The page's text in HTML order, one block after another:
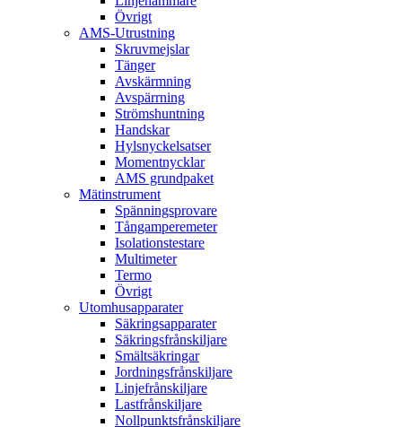
Övrigt
AMS-Utrustning
Skruvmejslar
Tänger
Avskärmning
Avspärrning
Strömshuntning
Handskar
Hylsnyckelsatser
Momentnycklar
AMS grundpaket
Mätinstrument
Spänningsprovare
Tångamperemeter
Isolationstestare
Multimeter
Termo
Övrigt
Utomhusapparater
Säkringsapparater
Säkringsfrånskiljare
Smältsäkringar
Jordningsfrånskiljare
Linjefrånskiljare
Lastfrånskiljare
Nollpunktsfrånskiljare